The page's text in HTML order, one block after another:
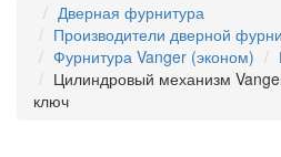
Дверная фурнитура
Производители дверной
Фурнитура Vanger (эконом)
Цилиндровый механизм
ключ